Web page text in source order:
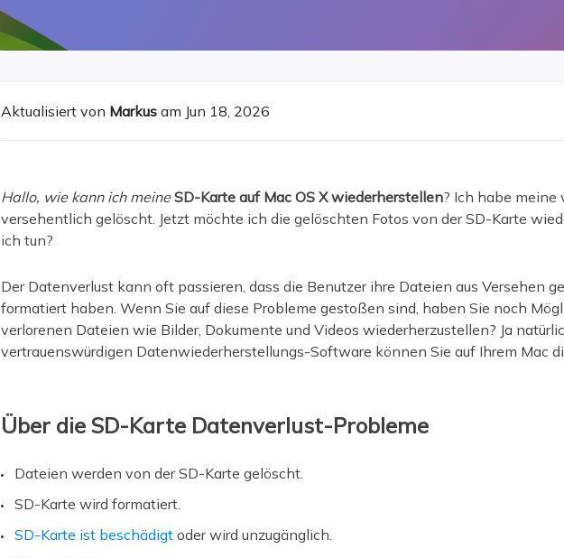
Exchange Recovery
EDB-Datei wiederherstellen & reparieren
MS SQL Recovery
MSP Service
Aktualisiert von Markus am Jun 18, 2026
Hallo, wie kann ich meineSD-Karte auf Mac OS X wiederherstellen? Ich habe
versehentlich gelöscht. Jetzt möchte ich die gelöschten Fotos von der SD-Karte
ich tun?
Der Datenverlust kann oft passieren, dass die Benutzer ihre Dateien aus Versehen
formatiert haben. Wenn Sie auf diese Probleme gestoßen sind, haben Sie noch
verlorenen Dateien wie Bilder, Dokumente und Videos wiederherzustellen? Ja
vertrauenswürdigen Datenwiederherstellungs-Software können Sie auf Ihrem Mac
Über die SD-Karte Datenverlust-Probleme
Dateien werden von der SD-Karte gelöscht.
SD-Karte wird formatiert.
SD-Karte ist beschädigt oder wird unzugänglich.